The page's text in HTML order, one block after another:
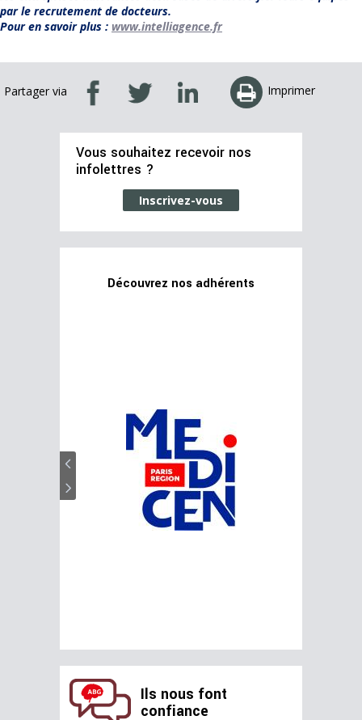
par le recrutement de docteurs.
Pour en savoir plus : www.intelliagence.fr
Partager via Imprimer
Vous souhaitez recevoir nos
infolettres ?
Inscrivez-vous
Découvrez nos adhérents
Ils nous font
confiance